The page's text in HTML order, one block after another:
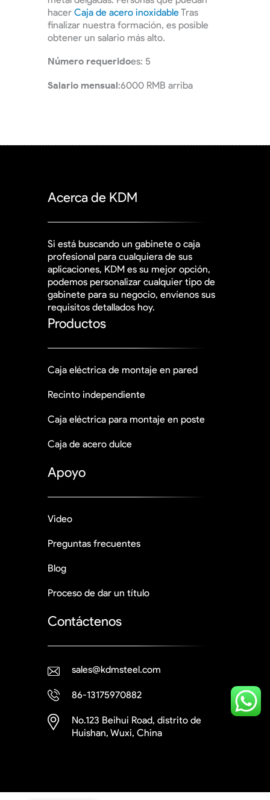
hacer Caja de acero inoxidable Tras
finalizar nuestra formación, es posible
obtener un salario más alto.
Número requeridoes: 5
Salario mensual:6000 RMB arriba
Acerca de KDM
Si está buscando un gabinete o caja
profesional para cualquiera de sus
aplicaciones, KDM es su mejor opción,
podemos personalizar cualquier tipo de
gabinete para su negocio, envíenos sus
requisitos detallados hoy.
Productos
Caja eléctrica de montaje en pared
Recinto independiente
Caja eléctrica para montaje en poste
Caja de acero dulce
Apoyo
Video
Preguntas frecuentes
Blog
Proceso de dar un título
Contáctenos
sales@kdmsteel.com
86-13175970882
No.123 Beihui Road, distrito de
Huishan, Wuxi, China